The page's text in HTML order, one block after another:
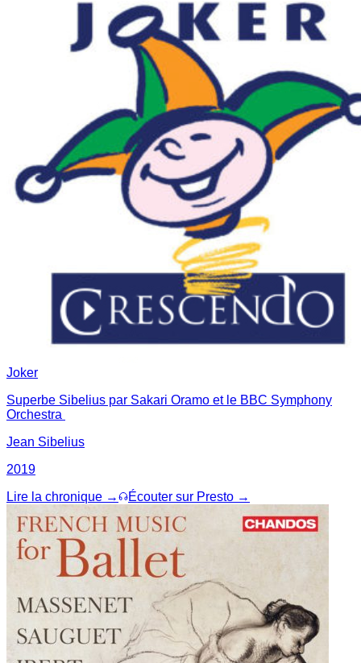
Joker
Superbe Sibelius par Sakari Oramo et le BBC Symphony
Orchestra
Jean Sibelius
2019
Lire la chronique →
Écouter sur Presto →